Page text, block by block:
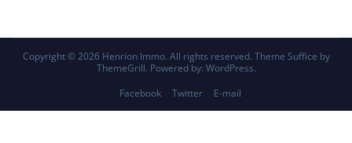
Copyright © 2026 Henrion Immo. All rights reserved. Theme Suffice by
ThemeGrill. Powered by: WordPress.
Facebook
Twitter E-mail